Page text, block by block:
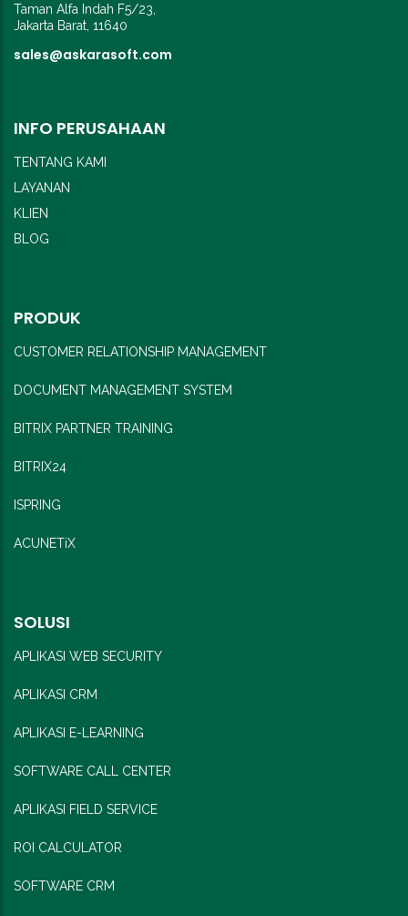
Taman Alfa Indah F5/23,
Jakarta Barat, 11640
sales@askarasoft.com
INFO PERUSAHAAN
TENTANG KAMI
LAYANAN
KLIEN
BLOG
PRODUK
CUSTOMER RELATIONSHIP MANAGEMENT
DOCUMENT MANAGEMENT SYSTEM
BITRIX PARTNER TRAINING
BITRIX24
ISPRING
ACUNETiX
SOLUSI
APLIKASI WEB SECURITY
APLIKASI CRM
APLIKASI E-LEARNING
SOFTWARE CALL CENTER
APLIKASI FIELD SERVICE
ROI CALCULATOR
SOFTWARE CRM